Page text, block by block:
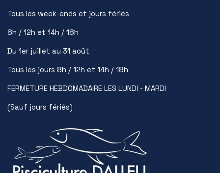
Tous les week-ends et jours fériés
8h / 12h et 14h / 18h
Du 1er juillet au 31 août
Tous les jours 8h / 12h et 14h / 18h
FERMETURE HEBDOMADAIRE LES LUNDI - MARDI
(Sauf jours fériés)